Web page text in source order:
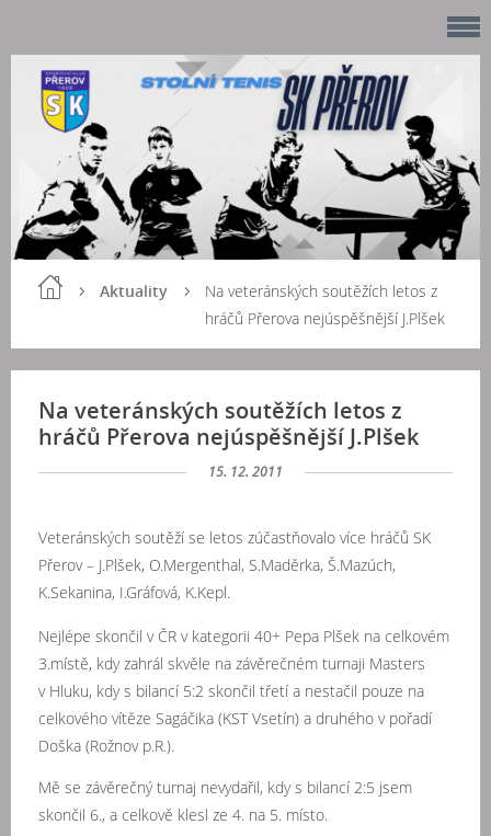
Aktuality
Na veteránských soutěžích letos z
hráčů Přerova nejúspěšnější J.Plšek
Na veteránských soutěžích letos z
hráčů Přerova nejúspěšnější J.Plšek
15. 12. 2011
Veteránských soutěží se letos zúčastňovalo více hráčů SK
Přerov – J.Plšek, O.Mergenthal, S.Maděrka, Š.Mazúch,
K.Sekanina, I.Gráfová, K.Kepl.
Nejlépe skončil v ČR v kategorii 40+ Pepa Plšek na celkovém
3.místě, kdy zahrál skvěle na závěrečném turnaji Masters
v Hluku, kdy s bilancí 5:2 skončil třetí a nestačil pouze na
celkového vítěze Sagáčika (KST Vsetín) a druhého v pořadí
Doška (Rožnov p.R.).
Mě se závěrečný turnaj nevydařil, kdy s bilancí 2:5 jsem
skončil 6., a celkově klesl ze 4. na 5. místo.